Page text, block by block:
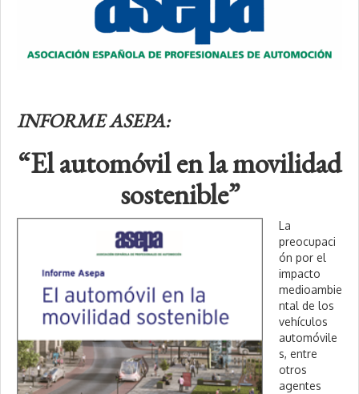
0
2
INFORME ASEPA:
“El automóvil en la movilidad
sostenible”
La
preocupaci
ón por el
impacto
medioambie
ntal de los
vehículos
automóvile
s, entre
otros
agentes